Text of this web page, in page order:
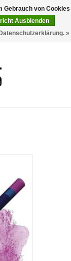
0 Artikel - €0,00
Gebrauch von Cookies
Ausblenden
»